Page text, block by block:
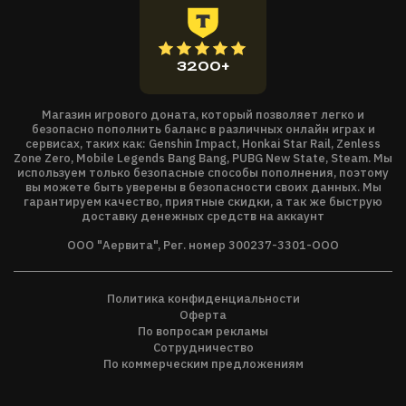
Джоди, другого – для игры за Айден. Играйте так, как вам
ПОЛНОСТЬЮ ОПТИМИЗИРОВАНО ДЛЯ ПК
Версия Beyond: Two Souls для ПК обладает потрясающей
совместима с ультраширокими мониторами (21:9).
Магазин игрового доната, который позволяет легко и
безопасно пополнить баланс в различных онлайн играх и
сервисах, таких как: Genshin Impact, Honkai Star Rail, Zenless
Zone Zero, Mobile Legends Bang Bang, PUBG New State, Steam. Мы
используем только безопасные способы пополнения, поэтому
вы можете быть уверены в безопасности своих данных. Мы
гарантируем качество, приятные скидки, а так же быструю
доставку денежных средств на аккаунт
ООО "Аервита", Рег. номер 300237-3301-ООО
3200+
Политика конфиденциальности
Оферта
По вопросам рекламы
Сотрудничество
По коммерческим предложениям